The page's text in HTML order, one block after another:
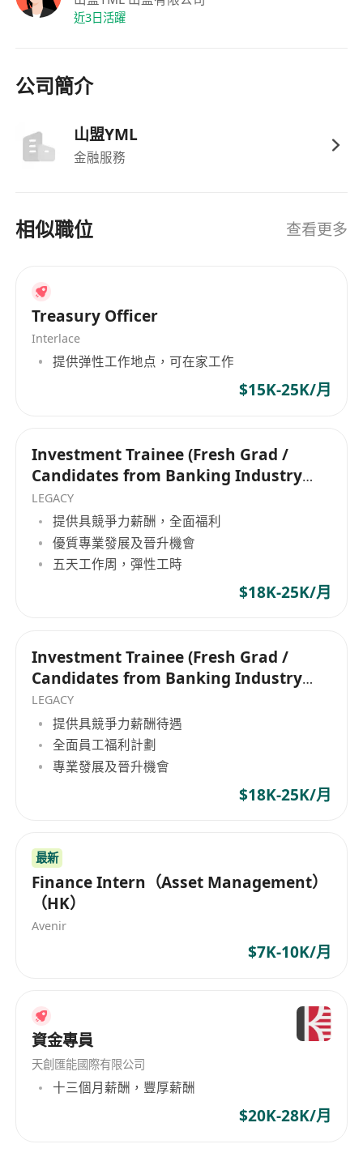
近3日活躍
公司簡介
山盟YML
金融服務
相似職位 查看更多
Treasury Officer
Interlace
提供弹性工作地点，可在家工作
$15K-25K/月
Investment Trainee (Fresh Grad /
Candidates from Banking Industry
are welcome)
LEGACY
提供具競爭力薪酬，全面福利
優質專業發展及晉升機會
五天工作周，彈性工時
$18K-25K/月
Investment Trainee (Fresh Grad /
Candidates from Banking Industry
are welcome)
LEGACY
提供具競爭力薪酬待遇
全面員工福利計劃
專業發展及晉升機會
$18K-25K/月
最新
Finance Intern（Asset Management）
（HK）
Avenir
$7K-10K/月
資金專員
天創匯能國際有限公司
十三個月薪酬，豐厚薪酬
$20K-28K/月